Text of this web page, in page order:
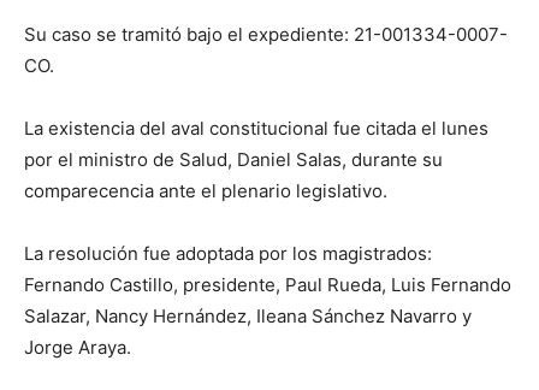
Su caso se tramitó bajo el expediente: 21-001334-0007-
CO.
La existencia del aval constitucional fue citada el lunes
por el ministro de Salud, Daniel Salas, durante su
comparecencia ante el plenario legislativo.
La resolución fue adoptada por los magistrados:
Fernando Castillo, presidente, Paul Rueda, Luis Fernando
Salazar, Nancy Hernández, Ileana Sánchez Navarro y
Jorge Araya.